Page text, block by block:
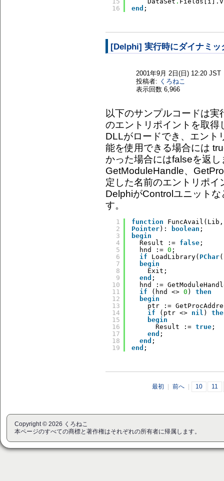
16
end ;
[Delphi] 実行時にダイナミッ
2001年9月 2日(日) 12:20 JST
投稿者: くろねこ
表示回数 6,966
以下のサンプルコードは
のエントリポイントを取得
DLLがロードでき、エント
能を使用できる場合には
かった場合にはfalseを返し
GetModuleHandle、
定した名前のエントリポ
DelphiがControlユニット
す。
1
2
3
4
5
6
7
8
9
10
11
12
13
14
15
16
17
18
19
function
Pointer): boolean ;
begin
Result := false ;
hnd := 0 ;
if
LoadLibrary( PChar
begin
Exit;
end ;
hnd :=
if
(hnd <> 0 ) then
begin
ptr :=
if
(ptr <> nil )
begin
Result := true ;
end ;
end ;
end ;
最初 前へ 10 11
Copyright © 2026 くろねこ
本ページのすべての商標と著作権はそれぞれの所有者に帰属します。